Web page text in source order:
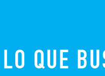
QUE